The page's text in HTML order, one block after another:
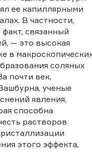
ее капиллярными
В частности,
связанный
— это высокая
в
соляных
почти век,
ученые
явления,
способна
растворов
этого эффекта,